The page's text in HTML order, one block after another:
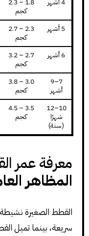
4 أشهر
1.8 – 2.3
كجم
5 أشهر
2.3 – 2.7
كجم
6 أشهر
2.7 – 3.2
كجم
7–9
أشهر
3.0 – 3.8
كجم
10–12
شهرًا
(سنة)
3.5 – 4.5
كجم
معرفة عمر
المظاهر
القطط الصغيرة
سريعة، بينما تميل